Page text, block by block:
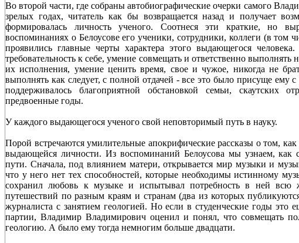
Во второй части, где собраны автобиографические очерки самого
зрелых годах, читатель как бы возвращается назад и получает
формировалась личность ученого. Соотнеся эти краткие, но
воспоминаниях о Белоусове его ученики, сотрудники, коллеги (в том
проявились главные черты характера этого выдающегося
требовательность к себе, умение совмещать и ответственно выполнять
их исполнения, умение ценить время, свое и чужое, никогда не
выполнять как следует, с полной отдачей - все это было присуще ему
поддерживалось благоприятной обстановкой семьи, скаутских
предвоенные годы.
У каждого выдающегося ученого свой неповторимый путь в науку.
Порой встречаются умилительные апокрифические рассказы о том, как
выдающейся личности. Из воспоминаний Белоусова мы узнаем, как
пути. Сначала, под влиянием матери, открывается мир музыки и
что у него нет тех способностей, которые необходимы истинному
сохранил любовь к музыке и испытывал потребность в ней всю
путешествий по разным краям и странам (два из которых
журналиста с занятием геологией. Но если в студенческие годы это
партии, Владимир Владимирович оценил и понял, что совмещать
геологию. А было ему тогда немногим больше двадцати.